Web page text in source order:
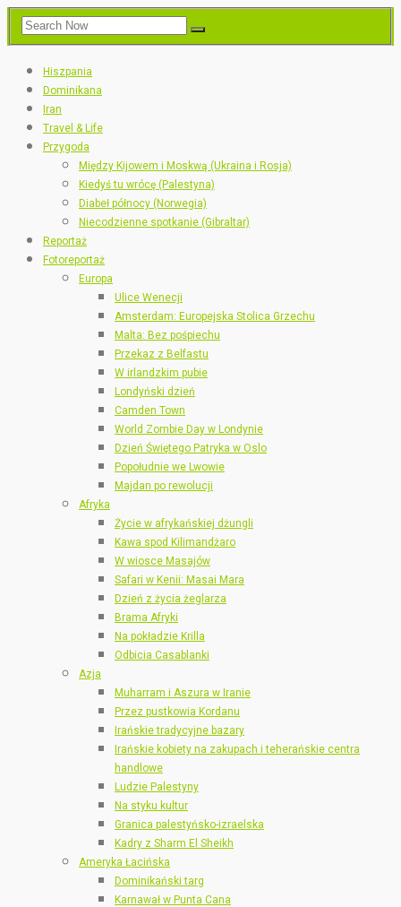
Hiszpania
Dominikana
Iran
Travel & Life
Przygoda
Między Kijowem i Moskwą (Ukraina i Rosja)
Kiedyś tu wrócę (Palestyna)
Diabeł północy (Norwegia)
Niecodzienne spotkanie (Gibraltar)
Reportaż
Fotoreportaż
Europa
Ulice Wenecji
Amsterdam: Europejska Stolica Grzechu
Malta: Bez pośpiechu
Przekaz z Belfastu
W irlandzkim pubie
Londyński dzień
Camden Town
World Zombie Day w Londynie
Dzień Świętego Patryka w Oslo
Popołudnie we Lwowie
Majdan po rewolucji
Afryka
Życie w afrykańskiej dżungli
Kawa spod Kilimandżaro
W wiosce Masajów
Safari w Kenii: Masai Mara
Dzień z życia żeglarza
Brama Afryki
Na pokładzie Krilla
Odbicia Casablanki
Azja
Muharram i Aszura w Iranie
Przez pustkowia Kordanu
Irańskie tradycyjne bazary
Irańskie kobiety na zakupach i teherańskie centra
handlowe
Ludzie Palestyny
Na styku kultur
Granica palestyńsko-izraelska
Kadry z Sharm El Sheikh
Ameryka Łacińska
Dominikański targ
Karnawał w Punta Cana